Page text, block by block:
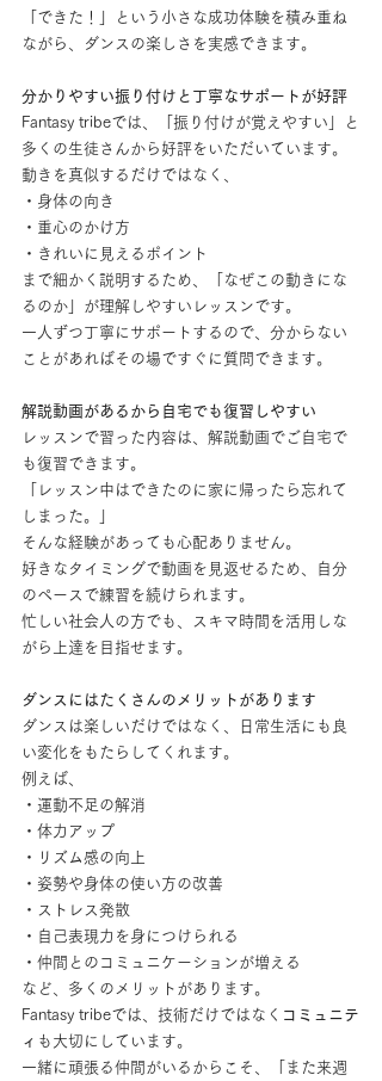
「できた！」という小さな成功体験を積み重ね
ながら、ダンスの楽しさを実感できます。
分かりやすい振り付けと丁寧なサポートが好評
Fantasy tribeでは、「振り付けが覚えやすい」と
多くの生徒さんから好評をいただいています。
動きを真似するだけではなく、
・身体の向き
・重心のかけ方
・きれいに見えるポイント
まで細かく説明するため、「なぜこの動きにな
るのか」が理解しやすいレッスンです。
一人ずつ丁寧にサポートするので、分からない
ことがあればその場ですぐに質問できます。
解説動画があるから自宅でも復習しやすい
レッスンで習った内容は、解説動画でご自宅で
も復習できます。
「レッスン中はできたのに家に帰ったら忘れて
しまった。」
そんな経験があっても心配ありません。
好きなタイミングで動画を見返せるため、自分
のペースで練習を続けられます。
忙しい社会人の方でも、スキマ時間を活用しな
がら上達を目指せます。
ダンスにはたくさんのメリットがあります
ダンスは楽しいだけではなく、日常生活にも良
い変化をもたらしてくれます。
例えば、
・運動不足の解消
・体力アップ
・リズム感の向上
・姿勢や身体の使い方の改善
・ストレス発散
・自己表現力を身につけられる
・仲間とのコミュニケーションが増える
など、多くのメリットがあります。
Fantasy tribeでは、技術だけではなく コミュニテ
ィ も大切にしています。
一緒に頑張る仲間がいるからこそ、「また来週